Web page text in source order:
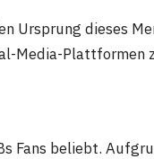
Ursprung dieses
Media-
Fans beliebt.